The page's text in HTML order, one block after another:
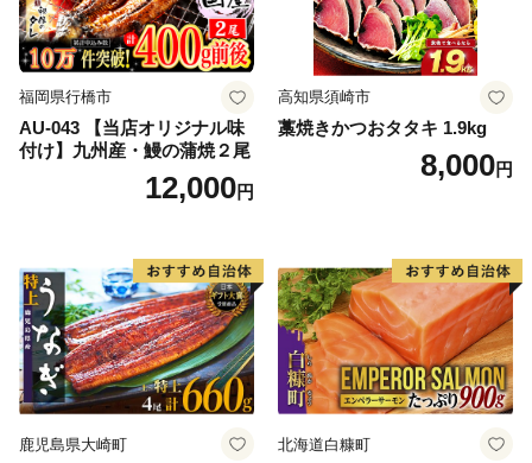
福岡県行橋市
AU-043 【当店オリジナル味
付け】九州産・鰻の蒲焼２尾
12,000円
高知県須崎市
藁焼きかつおタタキ 1.9kg
8,000円
鹿児島県大崎町 北海道白糠町